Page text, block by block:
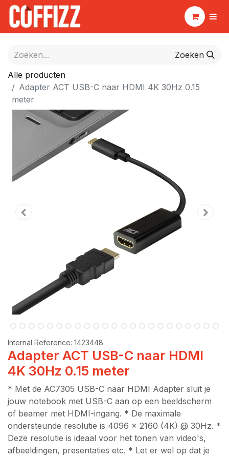
Zoeken
Alle producten
Adapter ACT USB-C naar HDMI 4K 30Hz 0.15
meter
Internal Reference: 1423448
Adapter ACT USB-C naar HDMI
4K 30Hz 0.15 meter
* Met de AC7305 USB-C naar HDMI Adapter sluit je
jouw notebook met USB-C aan op een beeldscherm
of beamer met HDMI-ingang. * De maximale
ondersteunde resolutie is 4096 x 2160 (4K) @ 30Hz. *
Deze resolutie is ideaal voor het tonen van video's,
afbeeldingen, presentaties etc. * Let er wel op dat je